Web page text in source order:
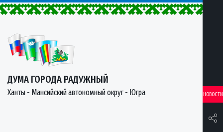
ДУМА ГОРОДА РАДУЖНЫЙ
Ханты - Мансийский автономный округ - Югра НОВОСТИ